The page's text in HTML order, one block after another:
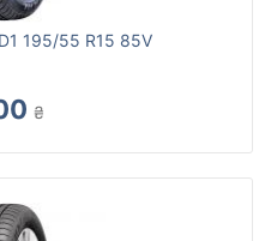
195/55 R15 85V
₴